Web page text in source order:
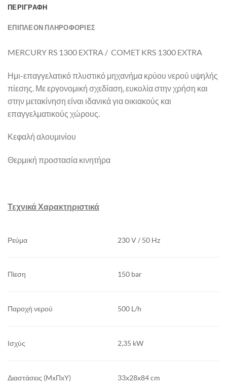
ΠΕΡΙΓΡΑΦΉ
ΕΠΙΠΛΈΟΝ ΠΛΗΡΟΦΟΡΊΕΣ
MERCURY RS 1300 EXTRA / COMET KRS 1300 EXTRA
Ημι-επαγγελατικό πλυστικό μηχανήμα κρύου νερού υψηλής
πίεσης. Με εργονομική σχεδίαση, ευκολία στην χρήση και
στην μετακίνηση είναι ιδανικά για οικιακούς και
επαγγελματικούς χώρους.
Κεφαλή αλουμινίου
Θερμική προστασία κινητήρα
Τεχνικά Χαρακτηριστικά
Ρεύμα 230 V / 50 Hz
Πίεση 150 bar
Παροχή νερού 500 L/h
Ισχύς 2,35 kW
Διαστάσεις (MxΠxY) 33x28x84 cm